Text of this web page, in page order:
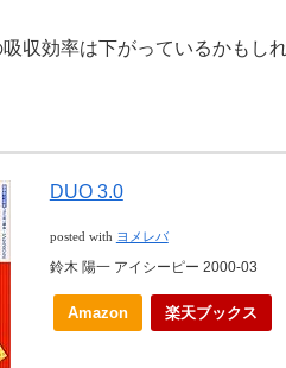
収効率は下がっているかもし
DUO 3.0
posted with ヨメレバ
鈴木 陽一 アイシーピー 2000-03
Amazon 楽天ブックス